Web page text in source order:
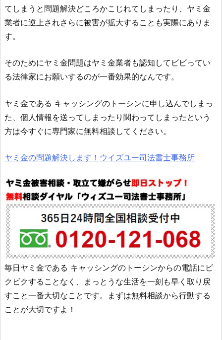
てしまうと問題解決どころかこじれてしまったり、ヤミ金
業者に逆上されさらに被害が拡大することも実際にありま
す。
そのためにヤミ金問題はヤミ金業者も認知してビビってい
る法律家にお願いするのが一番効果的なんです。
ヤミ金である キャッシングのトーシンに申し込んでしまっ
た、個人情報を送ってしまったり関わってしまったという
方は今すぐに専門家に無料相談してください。
ヤミ金の問題解決します！ウイズユー司法書士事務所
毎日ヤミ金である キャッシングのトーシンからの電話にビ
クビクすることなく、まっとうな生活を一刻も早く取り戻
すこと一番大切なことです。まずは無料相談から行動する
ことが大切ですよ！